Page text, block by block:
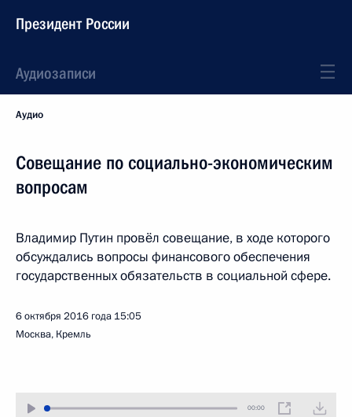
Президент России
Аудиозаписи
Аудио
Совещание по социально-экономическим
вопросам
Владимир Путин провёл совещание, в ходе которого
обсуждались вопросы финансового обеспечения
государственных обязательств в социальной сфере.
6 октября 2016 года 15:05
Москва, Кремль
00:00